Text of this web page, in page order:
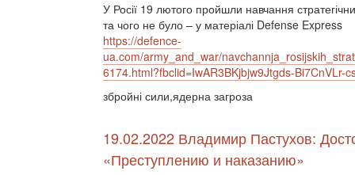
У Росії 19 лютого пройшли навчання
та чого не було – у матеріалі Defense Express
https://defence-
ua.com/army_and_war/
6174.html?fbclid=IwAR3BKjbjw9Jtgds-Bi7CnVLr-
збройні сили,ядерна загроза
19.02.2022 Владимир Пастухов:
«Преступлению и наказанию»